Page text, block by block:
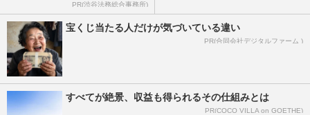
PR(渋谷法務総合事務所)
宝くじ当たる人だけが気づいている違い
PR(合同会社デジタルファーム )
すべてが絶景、収益も得られるその仕組みとは
PR(COCO VILLA on GOETHE)